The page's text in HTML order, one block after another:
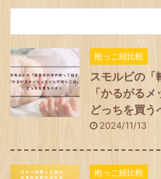
抱っこ紐比較
スモルビの「
「かるがる
どっちを買う
2024/11/13
抱っこ紐比較